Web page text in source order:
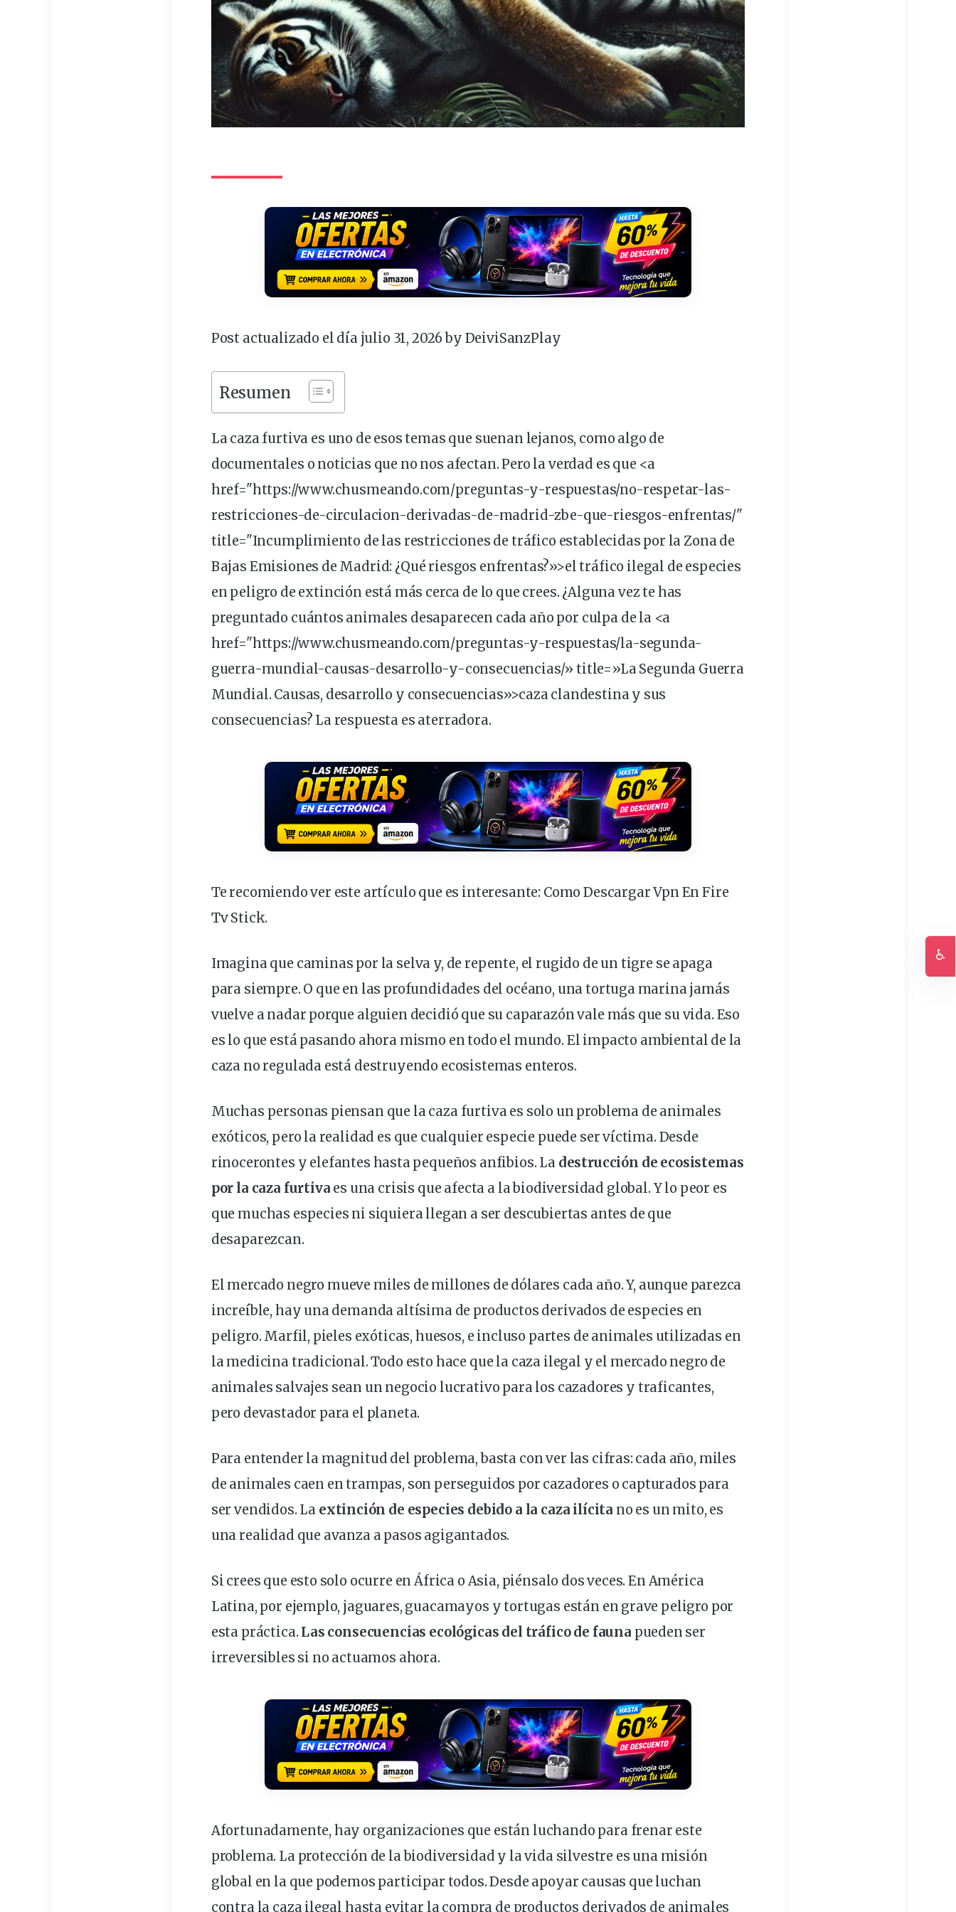
Post actualizado el día julio 31, 2026 by DeiviSanzPlay
Resumen
Lacazafurtiva es uno de esos temas que suenan lejanos, como algo de
documentales o noticias que no nos afectan. Pero la verdad es que <a
href="https://www.chusmeando.com/preguntas-y-respuestas/no-respetar-las-
restricciones-de-circulacion-derivadas-de-madrid-zbe-que-riesgos-enfrentas/"
title="Incumplimiento de las restricciones detráficoestablecidas por la Zona de
Bajas Emisiones de Madrid: ¿Qué riesgos enfrentas?»>el tráfico ilegal deespecies
en peligro deextinción está más cerca de lo quecrees. ¿Alguna vez te has
preguntado cuántos animales desaparecen cada año por culpa de la <a
href="https://www.chusmeando.com/preguntas-y-respuestas/la-segunda-
guerra-mundial-causas-desarrollo-y-consecuencias/» title=»La Segunda Guerra
Mundial. Causas, desarrollo y consecuencias»>caza clandestina y sus
consecuencias? La respuesta es aterradora.
Te recomiendo ver este artículo que es interesante: Como Descargar Vpn En Fire
Tv Stick.
Imagina que caminas por la selva y, de repente, el rugido de un tigre se apaga
para siempre. O que en las profundidades del océano, una tortuga marina jamás
vuelve a nadar porque alguien decidió que su caparazón vale más que suvida. Eso
es lo que está pasando ahora mismo en todo el mundo. El impacto ambiental de la
caza no regulada está destruyendo ecosistemas enteros.
Muchas personas piensan que la caza furtiva es solo un problema de animales
exóticos, pero la realidad es que cualquier especie puede ser víctima. Desde
rinocerontes y elefantes hasta pequeños anfibios. La destrucción de ecosistemas
por la caza furtiva es una crisis que afecta a labiodiversidad global. Y lo peor es
que muchas especies ni siquiera llegan a ser descubiertas antes de que
desaparezcan.
El mercado negro mueve miles de millones de dólares cada año. Y, aunque parezca
increíble, hay una demanda altísima de productos derivados de especies en
peligro. Marfil, pieles exóticas, huesos, e incluso partes de animales utilizadas en
la medicina tradicional. Todo esto hace que la caza ilegal y el mercado negro de
animales salvajes sean un negocio lucrativo para los cazadores y traficantes,
pero devastador para el planeta.
Para entender la magnitud del problema, basta con ver las cifras: cada año, miles
de animales caen en trampas, son perseguidos por cazadores o capturados para
ser vendidos. La extinción de especies debido a la caza ilícita no es un mito, es
una realidad que avanza a pasos agigantados.
Si crees que esto solo ocurre en África o Asia, piénsalo dos veces. En América
Latina, por ejemplo, jaguares, guacamayos y tortugas están en grave peligro por
esta práctica. Las consecuencias ecológicas del tráfico de fauna pueden ser
irreversibles si no actuamos ahora.
Afortunadamente, hay organizaciones que están luchando para frenar este
problema. La protección de la biodiversidad y la vida silvestre es una misión
global en la que podemos participar todos. Desde apoyar causas que luchan
contra la caza ilegal hasta evitar la compra de productos derivados de animales
♿